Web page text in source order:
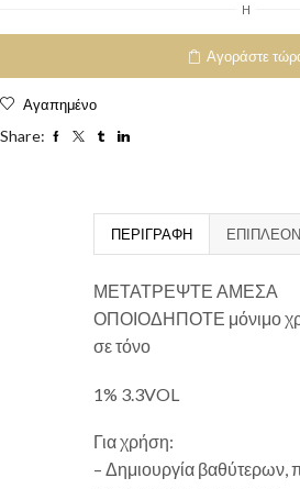
H
Αγοράστε
Αγαπημένο
Share:
ΠΕΡΙΓΡΑΦΉ
ΜΕΤΑΤΡΕΨΤΕ ΑΜΕΣΑ
ΟΠΟΙΟΔΗΠΟΤΕ μόνιμο
σε τόνο
1% 3.3VOL
Για χρήση:
– Δημιουργία βαθύτερων,